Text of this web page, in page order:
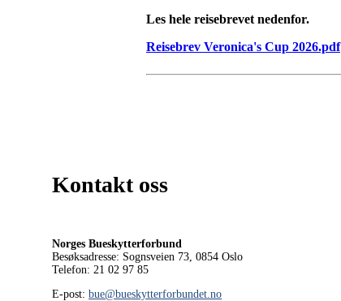
Les hele reisebrevet nedenfor.
Reisebrev Veronica's Cup 2026.pdf
Kontakt oss
Norges Bueskytterforbund
Besøksadresse: Sognsveien 73, 0854 Oslo
Telefon: 21 02 97 85
E-post: bue@bueskytterforbundet.no